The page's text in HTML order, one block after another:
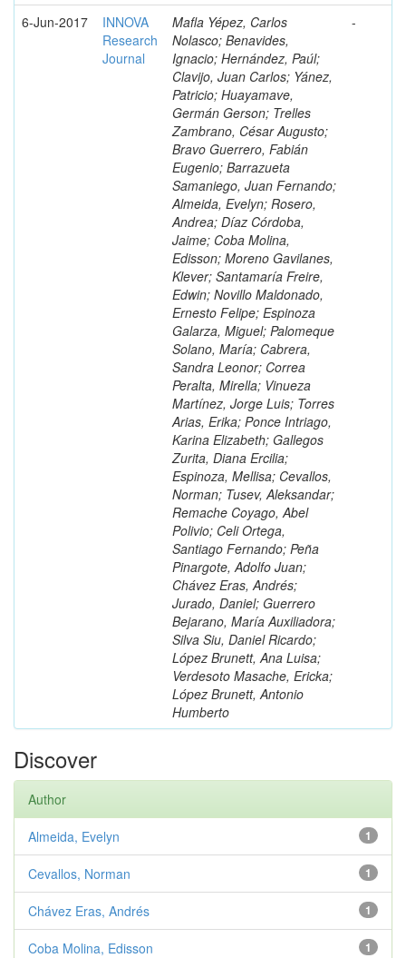
6-Jun-2017
INNOVA
Research
Journal
Mafla Yépez, Carlos
Nolasco; Benavides,
Ignacio; Hernández, Paúl;
Clavijo, Juan Carlos; Yánez,
Patricio; Huayamave,
Germán Gerson; Trelles
Zambrano, César Augusto;
Bravo Guerrero, Fabián
Eugenio; Barrazueta
Samaniego, Juan Fernando;
Almeida, Evelyn; Rosero,
Andrea; Díaz Córdoba,
Jaime; Coba Molina,
Edisson; Moreno Gavilanes,
Klever; Santamaría Freire,
Edwin; Novillo Maldonado,
Ernesto Felipe; Espinoza
Galarza, Miguel; Palomeque
Solano, María; Cabrera,
Sandra Leonor; Correa
Peralta, Mirella; Vinueza
Martínez, Jorge Luis; Torres
Arias, Erika; Ponce Intriago,
Karina Elizabeth; Gallegos
Zurita, Diana Ercilia;
Espinoza, Mellisa; Cevallos,
Norman; Tusev, Aleksandar;
Remache Coyago, Abel
Polivio; Celi Ortega,
Santiago Fernando; Peña
Pinargote, Adolfo Juan;
Chávez Eras, Andrés;
Jurado, Daniel; Guerrero
Bejarano, María Auxiliadora;
Silva Siu, Daniel Ricardo;
López Brunett, Ana Luisa;
Verdesoto Masache, Ericka;
López Brunett, Antonio
Humberto
-
Discover
Author
1
Almeida, Evelyn
1
Cevallos, Norman
1
Chávez Eras, Andrés
1
Coba Molina, Edisson